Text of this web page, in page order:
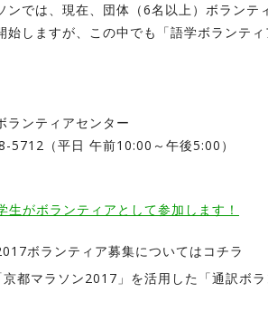
ンでは、現在、団体（6名以上）ボラン
始しますが、この中でも「語学ボランテ
ンティアセンター
（平日 午前10:00～午後5:00）
ボランティア募集についてはコチラ
都マラソン2017」を活用した「通訳ボ